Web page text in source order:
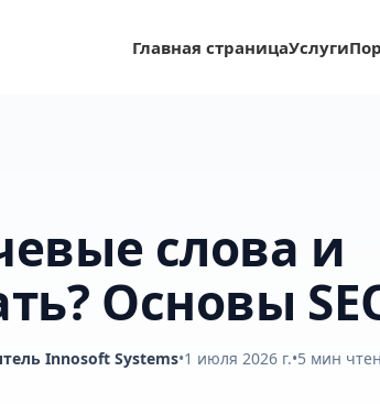
Главная страницаУслуги
слова и
Основы
Innosoft Systems•1 июля 2026 г.•5 мин